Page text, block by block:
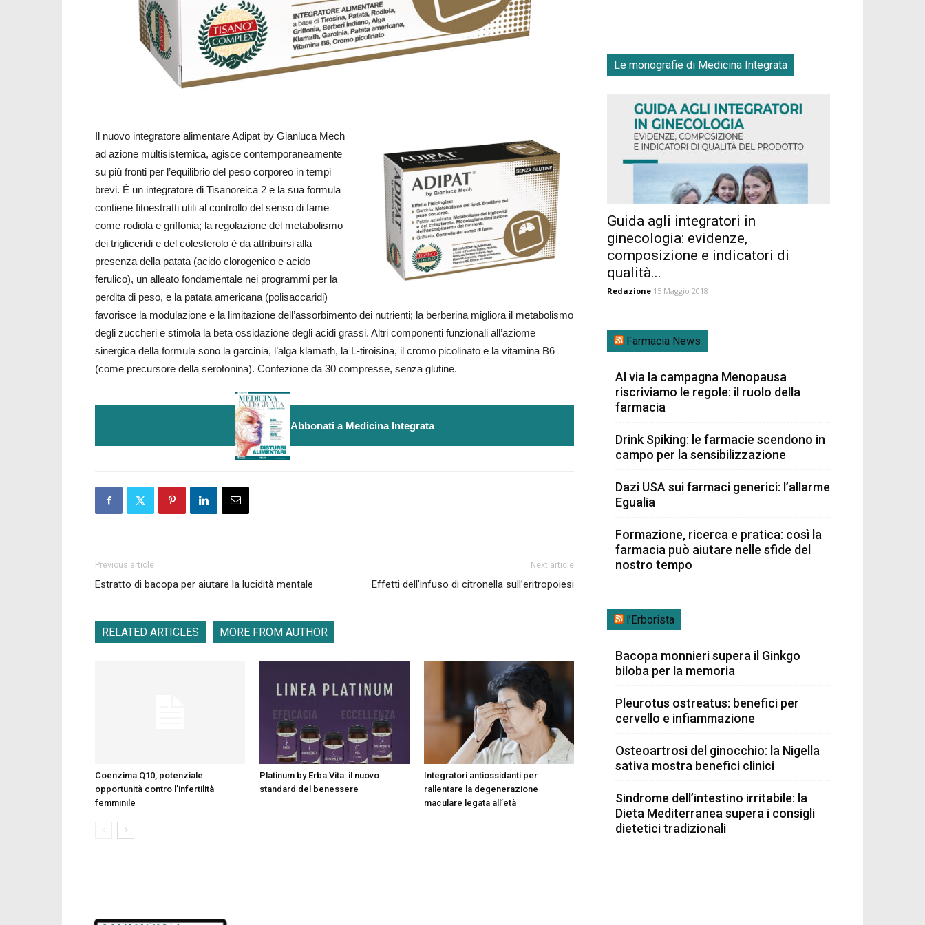
Il nuovo integratore alimentare Adipat by Gianluca Mech
ad azione multisistemica, agisce contemporaneamente
su più fronti per l’equilibrio del peso corporeo in tempi
brevi. È un integratore di Tisanoreica 2 e la sua formula
contiene fitoestratti utili al controllo del senso di fame
come rodiola e griffonia; la regolazione del metabolismo
dei trigliceridi e del colesterolo è da attribuirsi alla
presenza della patata (acido clorogenico e acido
ferulico), un alleato fondamentale nei programmi per la
perdita di peso, e la patata americana (polisaccaridi)
favorisce la modulazione e la limitazione dell’assorbimento dei nutrienti; la berberina migliora il metabolismo
degli zuccheri e stimola la beta ossidazione degli acidi grassi. Altri componenti funzionali all’aziome
sinergica della formula sono la garcinia, l’alga klamath, la L-tiroisina, il cromo picolinato e la vitamina B6
(come precursore della serotonina). Confezione da 30 compresse, senza glutine.
Abbonati a Medicina Integrata
Previous article
Estratto di bacopa per aiutare la lucidità mentale
Next article
Effetti dell’infuso di citronella sull’eritropoiesi
RELATED ARTICLES MORE FROM AUTHOR
Coenzima Q10, potenziale
opportunità contro l’infertilità
femminile
Platinum by Erba Vita: il nuovo
standard del benessere
Integratori antiossidanti per
rallentare la degenerazione
maculare legata all’età
Le monografie di Medicina Integrata
Guida agli integratori in
ginecologia: evidenze,
composizione e indicatori di
qualità...
Redazione 15 Maggio 2018
Farmacia News
Al via la campagna Menopausa
riscriviamo le regole: il ruolo della
farmacia
Drink Spiking: le farmacie scendono in
campo per la sensibilizzazione
Dazi USA sui farmaci generici: l’allarme
Egualia
Formazione, ricerca e pratica: così la
farmacia può aiutare nelle sfide del
nostro tempo
l’Erborista
Bacopa monnieri supera il Ginkgo
biloba per la memoria
Pleurotus ostreatus: benefici per
cervello e infiammazione
Osteoartrosi del ginocchio: la Nigella
sativa mostra benefici clinici
Sindrome dell’intestino irritabile: la
Dieta Mediterranea supera i consigli
dietetici tradizionali